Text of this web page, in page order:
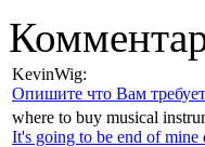
KevinWig:
Опишите что Вам
where to buy musical
It's going to be end of mine